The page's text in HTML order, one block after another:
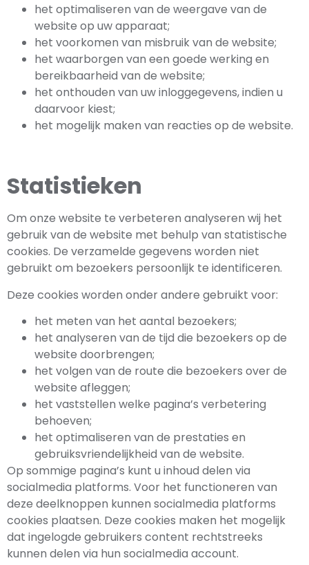
het optimaliseren van de weergave van de
website op uw apparaat;
het voorkomen van misbruik van de website;
het waarborgen van een goede werking en
bereikbaarheid van de website;
het onthouden van uw inloggegevens, indien u
daarvoor kiest;
het mogelijk maken van reacties op de website.
Statistieken
Om onze website te verbeteren analyseren wij het
gebruik van de website met behulp van statistische
cookies. De verzamelde gegevens worden niet
gebruikt om bezoekers persoonlijk te identificeren.
Deze cookies worden onder andere gebruikt voor:
het meten van het aantal bezoekers;
het analyseren van de tijd die bezoekers op de
website doorbrengen;
het volgen van de route die bezoekers over de
website afleggen;
het vaststellen welke pagina’s verbetering
behoeven;
het optimaliseren van de prestaties en
gebruiksvriendelijkheid van de website.
Op sommige pagina’s kunt u inhoud delen via
socialmedia platforms. Voor het functioneren van
deze deelknoppen kunnen socialmedia platforms
cookies plaatsen. Deze cookies maken het mogelijk
dat ingelogde gebruikers content rechtstreeks
kunnen delen via hun socialmedia account.